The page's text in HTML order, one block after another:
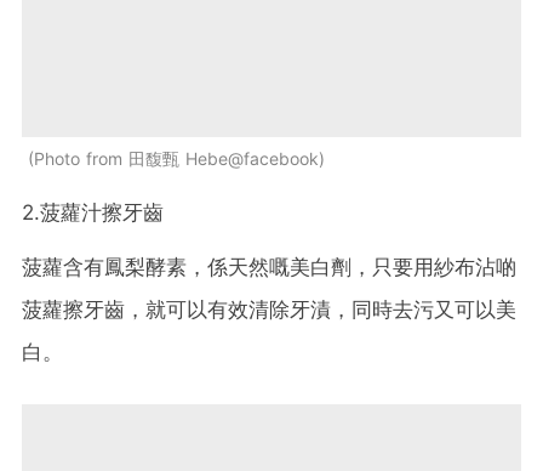
Photo from 田馥甄 Hebe@facebook
2.菠蘿汁擦牙齒
菠蘿含有鳳梨酵素，係天然嘅美白劑，只要用紗布沾啲
菠蘿擦牙齒，就可以有效清除牙漬，同時去污又可以美
白。